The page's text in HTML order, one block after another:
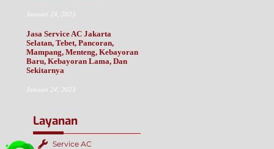
Januari 24, 2023
Jasa Service AC Jakarta
Selatan, Tebet, Pancoran,
Mampang, Menteng, Kebayoran
Baru, Kebayoran Lama, Dan
Sekitarnya
Januari 24, 2023
Layanan
Service AC